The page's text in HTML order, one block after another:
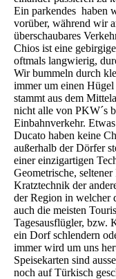
Ein parkendes haben
vorüber, während wir
überschaubares
Chios ist eine
oftmals langwierig,
Wir bummeln durch
immer um einen
stammt aus dem
nicht alle von PKW´s
Einbahnverkehr.
Ducato haben keine
außerhalb der Dörfer
einer einzigartigen
Geometrische,
Kratztechnik der
der Region in welcher
auch die meisten
Tagesausflügler, bzw.
ein Dorf schlendern
immer wird um uns
Speisekarten sind
noch auf Türkisch